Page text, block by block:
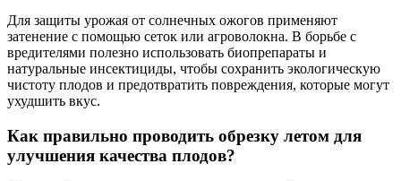
Для защиты урожая от солнечных ожогов применяют
затенение с помощью сеток или агроволокна. В борьбе с
вредителями полезно использовать биопрепараты и
натуральные инсектициды, чтобы сохранить экологическую
чистоту плодов и предотвратить повреждения, которые могут
ухудшить вкус.
Как правильно проводить обрезку летом для
улучшения качества плодов?